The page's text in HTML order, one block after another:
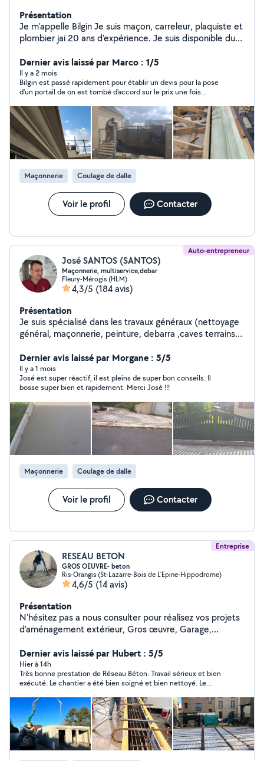
Présentation
Je m'appelle Bilgin Je suis maçon, carreleur, plaquiste et
plombier jai 20 ans d'expérience. Je suis disponible du
matériel nécessaire dans la maçonnerie : pour le
carrelage, le bois, ...) Je suis véhiculée (je peux même
vous aider à aller chercher votre matériel dans le
magasin de bricolage ) Même pour un renseignement je
suis là pour vous aidez je suis très réactif. Je connais
très bien mon métier et connais tous se qui est en
rapport avec le bâtiment. Au plaisir de travailler avec
vous
Dernier avis laissé par Marco : 1/5
Il y a 2 mois
Bilgin est passé rapidement pour établir un devis pour la pose
d'un portail de on est tombé d'accord sur le prix une fois
pour un travail approximatif avec de mauvaises finitions j'ai
demandé la rectification de ses erreurs ne répond plus au
téléphone et a déserté le chantier sans avoir terminé . A fuir ce
n'est pas une personne de confiance
Maçonnerie Coulage de dalle
Voir le profil Contacter
Auto-entrepreneur
José SANTOS (SANTOS)
Maçonnerie, multiservice,debar
Fleury-Mérogis (HLM)
4,3/5 (184 avis)
Présentation
Je suis spécialisé dans les travaux généraux (nettoyage
général, maçonnerie, peinture, debarra ,caves terrains
mon compte pendant de nombreuses années.. ( pas
des devis à distance, je me déplace gratuitement pour
éviter des surprises, merci d'avance)
Dernier avis laissé par Morgane : 5/5
Il y a 1 mois
José est super réactif, il est pleins de super bon conseils. Il
bosse super bien et rapidement. Merci José !!!
Maçonnerie Coulage de dalle
Voir le profil Contacter
Entreprise
RESEAU BETON
GROS OEUVRE- beton
Ris-Orangis (St-Lazarre-Bois de L'Epine-Hippodrome)
4,6/5 (14 avis)
Présentation
N'hésitez pas a nous consulter pour réalisez vos projets
d'aménagement extérieur, Gros œuvre, Garage,
béton désactivé, béton imprimé, pelouse Nos devis
Dernier avis laissé par Hubert : 5/5
Hier à 14h
Très bonne prestation de Réseau Béton. Travail sérieux et bien
exécuté. Le chantier a été bien soigné et bien nettoyé. Le
Je peux le recommander